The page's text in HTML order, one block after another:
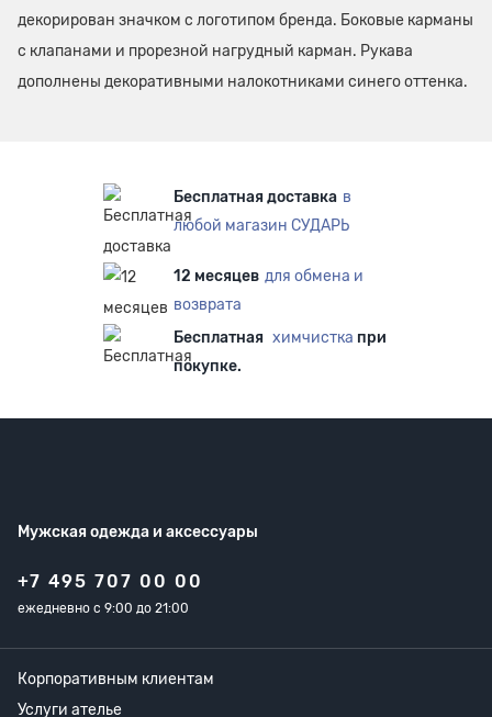
декорирован значком с логотипом бренда. Боковые карманы
с клапанами и прорезной нагрудный карман. Рукава
дополнены декоративными налокотниками синего оттенка.
Бесплатная доставка в
любой магазин СУДАРЬ
12 месяцев для обмена и
возврата
Бесплатная химчистка при
покупке.
Мужская одежда и аксессуары
+7 495 707 00 00
ежедневно с 9:00 до 21:00
Корпоративным клиентам
Услуги ателье